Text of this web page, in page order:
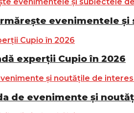
evenimentele
experții Cupio în 2026
de evenimente și